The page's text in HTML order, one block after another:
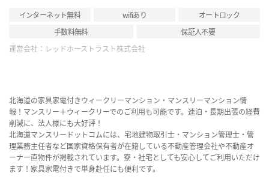
インターネット無料 wifiあり
オートロック
手数料無料
保証人不要
運営会社： レッドホーストラスト株式会社
北海道の家具家電付きウィークリーマンション・マンスリーマンション情
報！マンスリー＋ウィークリーでのご利用も可能です。連泊・長期出張の経費
削減に、法人様にも大好評！
北海道マンスリードットコムには、宅地建物取引士・マンション管理士・管
理業務主任者など国家資格保有者が在籍している不動産管理会社や不動産オ
ーナー直物件が掲載されています。寮・社宅としても安心してご利用いただけ
ます！家具家電付きで単身赴任にも便利です。